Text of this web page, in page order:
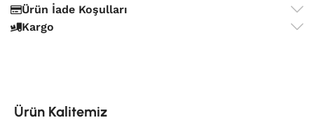
Ürün İade Koşulları
Kargo
Ürün Kalitemiz